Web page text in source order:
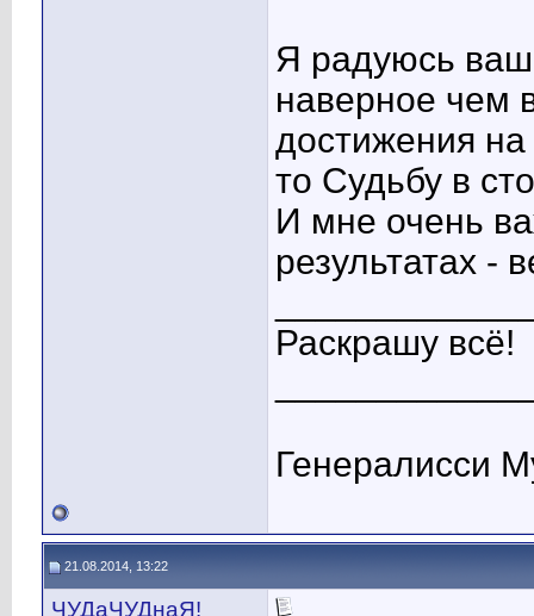
Я радуюсь
наверное чем
достижения
то Судьбу в
И мне очень
результатах -
Раскрашу всё!
Генералисси
21.08.2014, 13:22
ЧУДаЧУДнаЯ!